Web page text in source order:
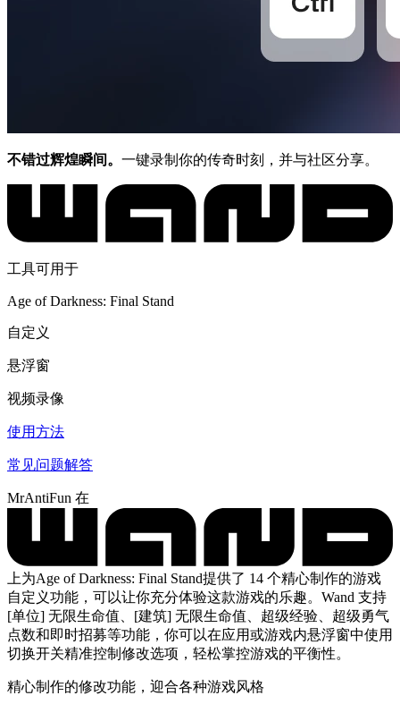
不错过辉煌瞬间。 一键录制你的传奇时刻，并与社区分享。
工具可用于
Age of Darkness: Final Stand
自定义
悬浮窗
视频录像
使用方法
常见问题解答
MrAntiFun 在
上为Age of Darkness: Final Stand提供了 14 个精心制作的游戏
自定义功能，可以让你充分体验这款游戏的乐趣。Wand 支持
[单位] 无限生命值、[建筑] 无限生命值、超级经验、超级勇气
点数和即时招募等功能，你可以在应用或游戏内悬浮窗中使用
切换开关精准控制修改选项，轻松掌控游戏的平衡性。
精心制作的修改功能，迎合各种游戏风格